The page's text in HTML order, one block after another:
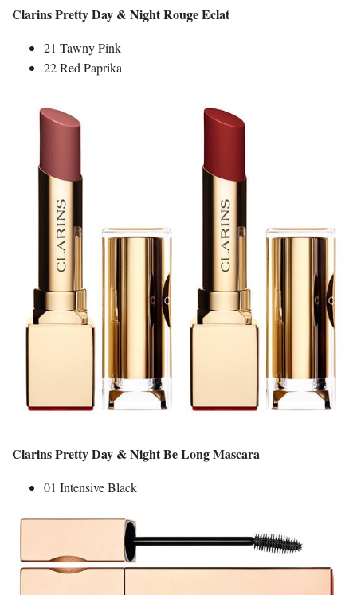
Clarins Pretty Day & Night Rouge Eclat
21 Tawny Pink
22 Red Paprika
Clarins Pretty Day & Night Be Long Mascara
01 Intensive Black